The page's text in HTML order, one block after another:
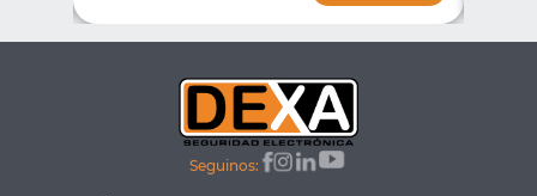
Seguinos: